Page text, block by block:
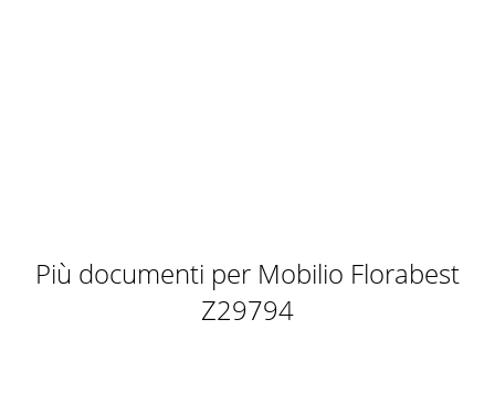
Più documenti per Mobilio Florabest
Z29794